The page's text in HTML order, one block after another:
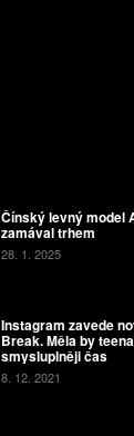
Čínský levný model
zamával trhem
28. 1. 2025
Instagram zavede
Break. Měla by
smysluplněji čas
8. 12. 2021